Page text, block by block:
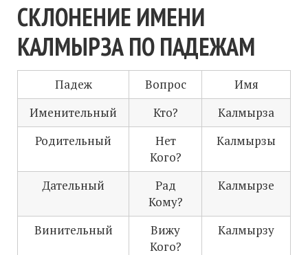
СКЛОНЕНИЕ ИМЕНИ
КАЛМЫРЗА ПО ПАДЕЖАМ
Падеж Вопрос
Имя
Именительный
Кто?
Калмырза
Родительный
Нет
Кого?
Калмырзы
Дательный
Рад
Кому?
Калмырзе
Винительный
Вижу
Кого?
Калмырзу